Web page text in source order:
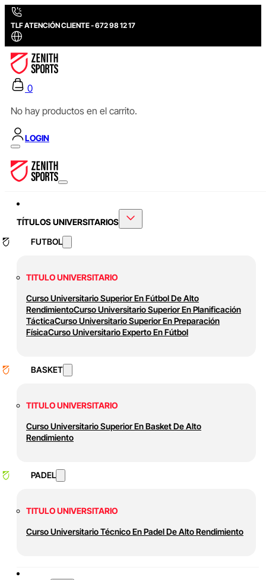
TLF ATENCIÓN CLIENTE - 672 98 12 17
0
No hay productos en el carrito.
LOGIN
TÍTULOS UNIVERSITARIOS
FUTBOL
TITULO UNIVERSITARIO
Curso Universitario Superior En Fútbol De Alto
RendimientoCurso Universitario Superior En Planificación
TácticaCurso Universitario Superior En Preparación
FísicaCurso Universitario Experto En Fútbol
BASKET
TITULO UNIVERSITARIO
Curso Universitario Superior En Basket De Alto
Rendimiento
PADEL
TITULO UNIVERSITARIO
Curso Universitario Técnico En Padel De Alto Rendimiento